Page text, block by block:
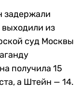
выходили из
суд Москвы
получила 15
а Штейн — 14.